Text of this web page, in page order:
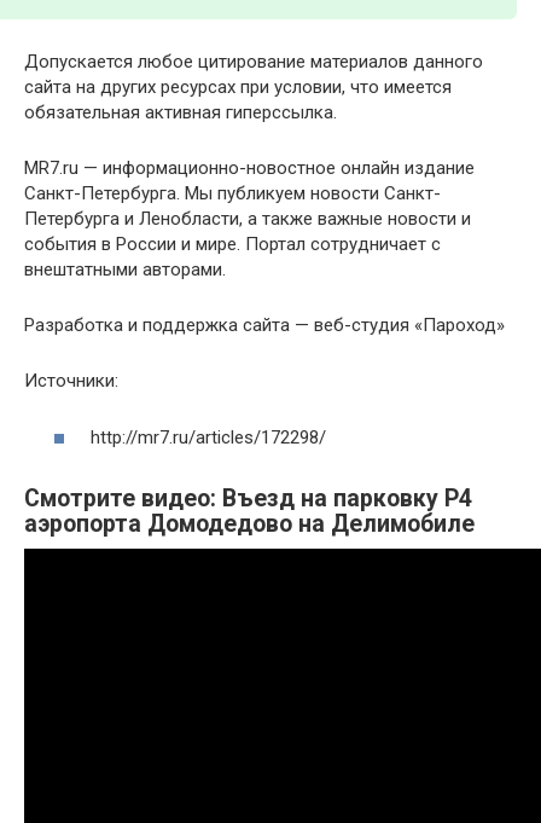
Допускается любое цитирование материалов данного
сайта на других ресурсах при условии, что имеется
обязательная активная гиперссылка.
MR7.ru — информационно-новостное онлайн издание
Санкт-Петербурга. Мы публикуем новости Санкт-
Петербурга и Ленобласти, а также важные новости и
события в России и мире. Портал сотрудничает с
внештатными авторами.
Разработка и поддержка сайта — веб-студия «Пароход»
Источники:
http://mr7.ru/articles/172298/
Смотрите видео: Въезд на парковку P4
аэропорта Домодедово на Делимобиле